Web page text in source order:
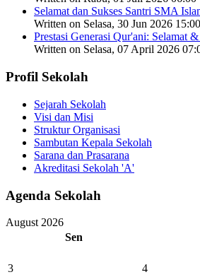
Selamat dan Sukses Santri SMA
Written on Selasa, 30 Jun 2026 15:00
Prestasi Generasi Qur'ani:
Written on Selasa, 07 April 2026
Profil Sekolah
Sejarah Sekolah
Visi dan Misi
Struktur Organisasi
Sambutan Kepala Sekolah
Sarana dan Prasarana
Akreditasi Sekolah 'A'
Agenda Sekolah
August 2026
Sen
3
4